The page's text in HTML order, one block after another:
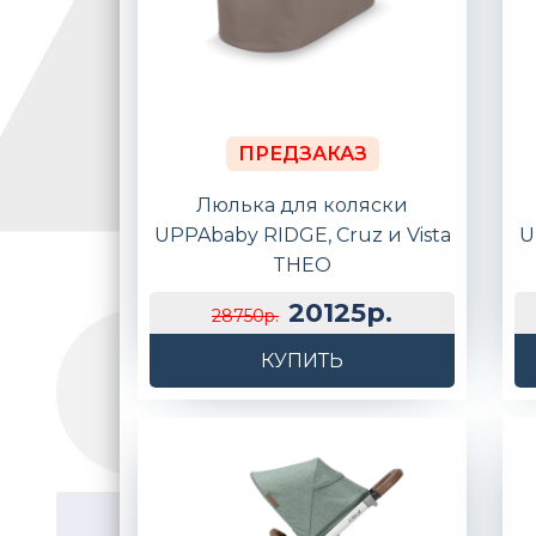
ПРЕДЗАКАЗ
Люлька для коляски
UPPAbaby RIDGE, Cruz и Vista
THEO
28750р. 20125р.
КУПИТЬ